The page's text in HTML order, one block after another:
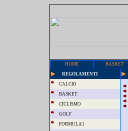
HOME BASKET
REGOLAMENTI
CALCIO
BASKET
CICLISMO
GOLF
FORMULA1